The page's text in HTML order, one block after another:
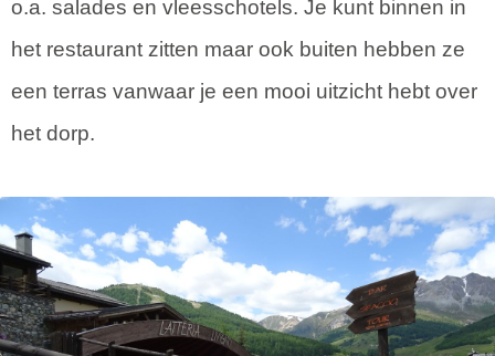
o.a. salades en vleesschotels. Je kunt binnen in
het restaurant zitten maar ook buiten hebben ze
een terras vanwaar je een mooi uitzicht hebt over
het dorp.